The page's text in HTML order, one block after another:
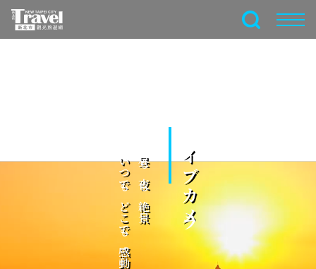
ン
ク
全文検索
ライブカメラ
昼も夜も絶景
いつでもどこでも感動